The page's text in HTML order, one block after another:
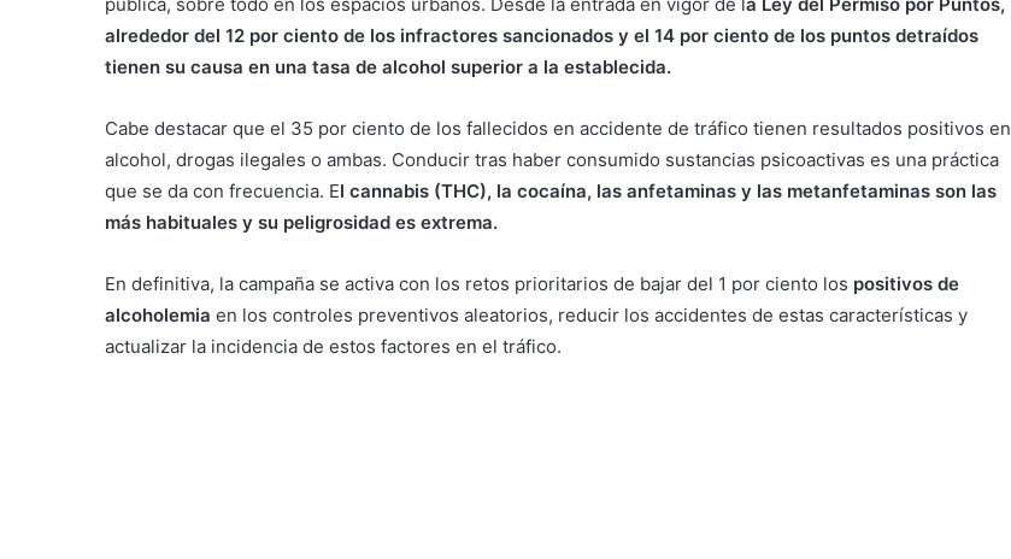
alrededor del 12 por ciento de los infractores sancionados y el 14 por ciento de los puntos detraídos
tienen su causa en una tasa de alcohol superior a la establecida.
Cabe destacar que el 35 por ciento de los fallecidos en accidente de tráfico tienen resultados positivos en
alcohol, drogas ilegales o ambas. Conducir tras haber consumido sustancias psicoactivas es una práctica
que se da con frecuencia. El cannabis (THC), la cocaína, las anfetaminas y las metanfetaminas son las
más habituales y su peligrosidad es extrema.
En definitiva, la campaña se activa con los retos prioritarios de bajar del 1 por ciento los positivos de
alcoholemia en los controles preventivos aleatorios, reducir los accidentes de estas características y
actualizar la incidencia de estos factores en el tráfico.